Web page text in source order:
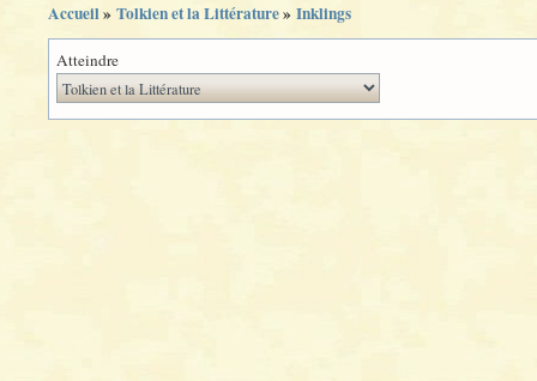
Accueil» Tolkien et la Littérature» Inklings
Atteindre